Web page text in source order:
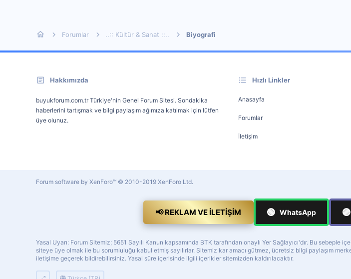
Forumlar ..:: Kültür & Sanat ::.. Biyografi
Hakkımızda
buyukforum.com.tr Türkiye'nin Genel Forum Sitesi. Sondakika
haberlerini tartışmak ve bilgi paylaşım ağımıza katılmak için lütfen
üye olunuz.
Hızlı Linkler
Anasayfa
Forumlar
İletişim
Forum software by XenForo™ © 2010-2019 XenForo Ltd.
📢 REKLAM VE İLETIŞIM 🟢 WhatsApp 🟣
Yasal Uyarı: Forum Sitemiz; 5651 Sayılı Kanun kapsamında BTK tarafından onaylı Yer Sağlayıcı'dır. Bu
siteye üye olmak ile bu sorumluluğu kabul etmiş sayılırlar. Sitemiz kar amacı gütmez, ücretsiz bilgi paylaşım
iletişime geçerek bildirebilirsiniz. Yasal süre içerisinde ilgili içerikler sitemizden kaldırılacaktır.